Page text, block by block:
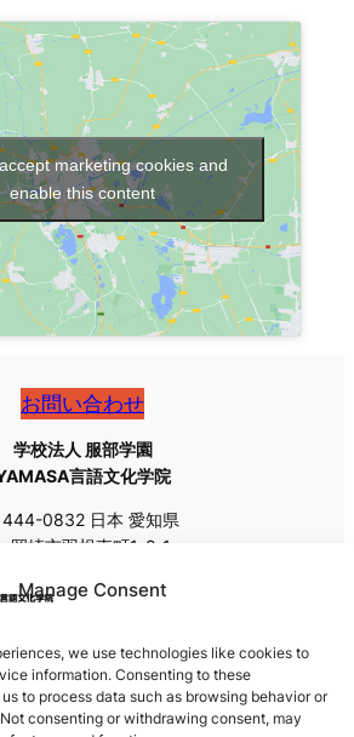
Manage Consent
we use technologies like cookies to
information. Consenting to these
to process data such as browsing behavior or
consenting or withdrawing consent, may
marketing cookies and
enable this content
お問い合わせ
学校法人 服部学園
言語文化学院
444-0832 日本 愛知県
岡崎市羽根東町1-2-1
+81 (0)564-55-8111
+81 (0)564-55-8113
箱の郵便番号 〒444-8691をお使いく
ださい。